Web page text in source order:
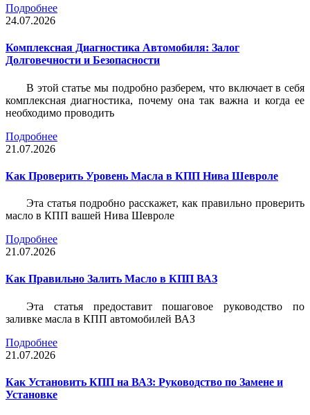
Подробнее
24.07.2026
Комплексная Диагностика Автомобиля: Залог
Долговечности и Безопасности
В этой статье мы подробно разберем, что включает в себя
комплексная диагностика, почему она так важна и когда ее
необходимо проводить
Подробнее
21.07.2026
Как Проверить Уровень Масла в КПП Нива Шевроле
Эта статья подробно расскажет, как правильно проверить
масло в КПП вашей Нива Шевроле
Подробнее
21.07.2026
Как Правильно Залить Масло в КПП ВАЗ
Эта статья предоставит пошаговое руководство по
заливке масла в КПП автомобилей ВАЗ
Подробнее
21.07.2026
Как Установить КПП на ВАЗ: Руководство по Замене и
Установке